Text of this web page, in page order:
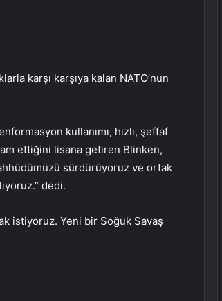
karşı karşıya kalan NATO’nun
kullanımı, hızlı, şeffaf
ettiğini lisana getiren Blinken,
sürdürüyoruz ve ortak
dedi.
istiyoruz. Yeni bir Soğuk Savaş